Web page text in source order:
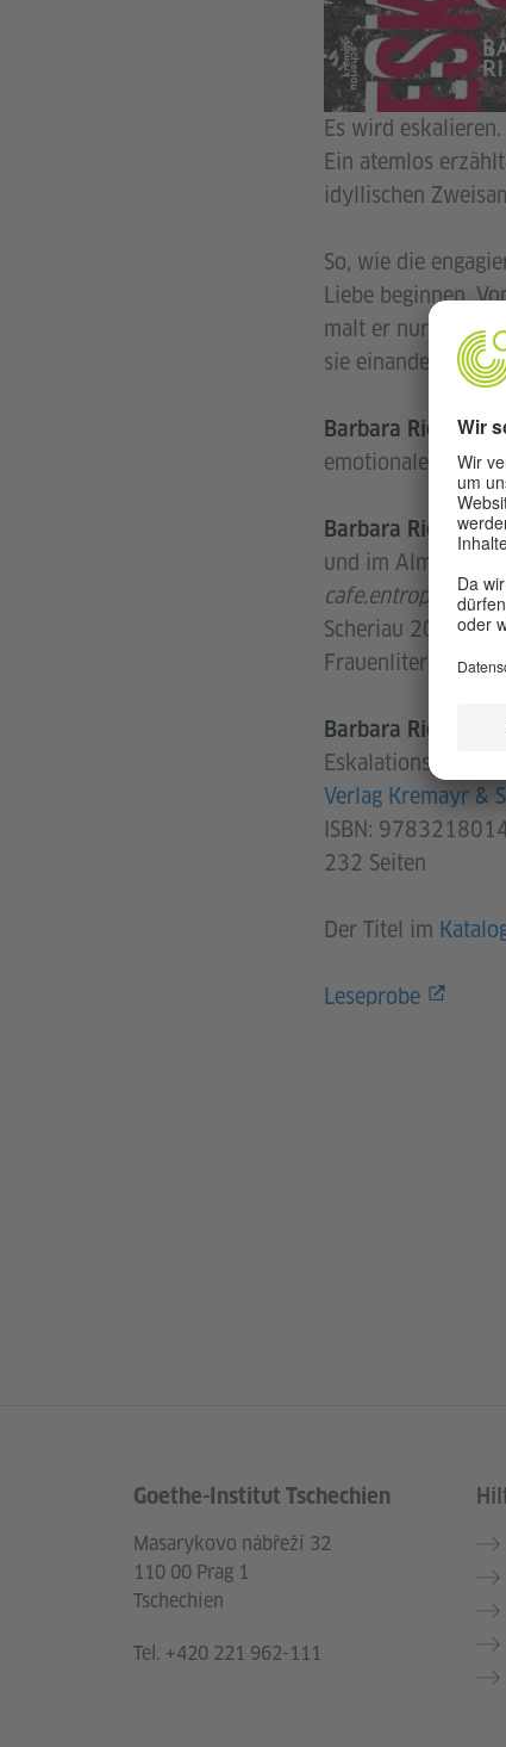
Es wird eskalieren.
Ein atemlos
idyllischen
So, wie die
Liebe beginnen.
malt er nur tote
sie einander so
Barbara Rieger
emotionaler
Barbara Rieger
und im Almtal
cafe.entropy.at
Scheriau 2020).
Barbara Rieger
Eskalationsstufen
Verlag Kremayr &
ISBN:
232 Seiten
Der Titel im
Leseprobe
Service- und Informationsbereich
Goethe-Institut Tschechien
Masarykovo nábřeží 32
110 00 Prag 1
Tschechien
Tel. +420 221 962-111